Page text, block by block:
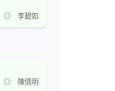
◎ 李碧如
◎ 陳倩明